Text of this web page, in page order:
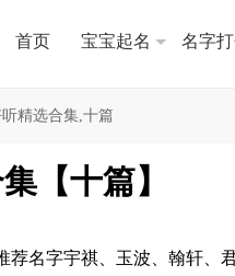
首页 宝宝起名 名字
精选合集,十篇
【十篇】
名字宇祺、玉波、翰轩、